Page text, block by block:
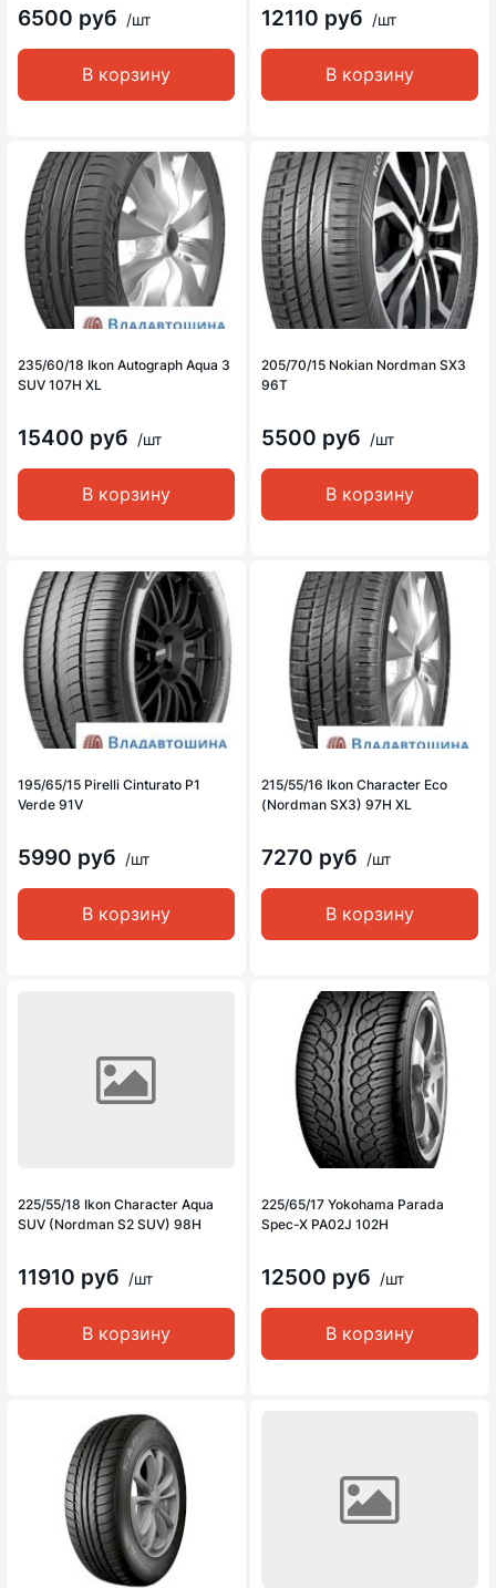
6500 руб /шт
В корзину
12110 руб /шт
В корзину
235/60/18 Ikon Autograph Aqua 3
SUV 107H XL
15400 руб /шт
В корзину
205/70/15 Nokian Nordman SX3
96T
5500 руб /шт
В корзину
195/65/15 Pirelli Cinturato P1
Verde 91V
5990 руб /шт
В корзину
215/55/16 Ikon Character Eco
(Nordman SX3) 97H XL
7270 руб /шт
В корзину
225/55/18 Ikon Character Aqua
SUV (Nordman S2 SUV) 98H
11910 руб /шт
В корзину
225/65/17 Yokohama Parada
Spec-X PA02J 102H
12500 руб /шт
В корзину